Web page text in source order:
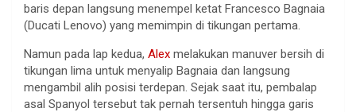
baris depan langsung menempel ketat Francesco Bagnaia
(Ducati Lenovo) yang memimpin di tikungan pertama.
Namun pada lap kedua, Alex melakukan manuver bersih di
tikungan lima untuk menyalip Bagnaia dan langsung
mengambil alih posisi terdepan. Sejak saat itu, pembalap
asal Spanyol tersebut tak pernah tersentuh hingga garis